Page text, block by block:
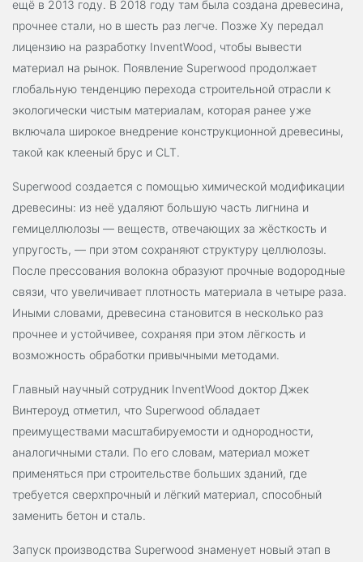
ещё в 2013 году. В 2018 году там была создана древесина,
прочнее стали, но в шесть раз легче. Позже Ху передал
лицензию на разработку InventWood, чтобы вывести
материал на рынок. Появление Superwood продолжает
глобальную тенденцию перехода строительной отрасли к
экологически чистым материалам, которая ранее уже
включала широкое внедрение конструкционной древесины,
такой как клееный брус и CLT.
Superwood создается с помощью химической модификации
древесины: из неё удаляют большую часть лигнина и
гемицеллюлозы — веществ, отвечающих за жёсткость и
упругость, — при этом сохраняют структуру целлюлозы.
После прессования волокна образуют прочные водородные
связи, что увеличивает плотность материала в четыре раза.
Иными словами, древесина становится в несколько раз
прочнее и устойчивее, сохраняя при этом лёгкость и
возможность обработки привычными методами.
Главный научный сотрудник InventWood доктор Джек
Винтероуд отметил, что Superwood обладает
преимуществами масштабируемости и однородности,
аналогичными стали. По его словам, материал может
применяться при строительстве больших зданий, где
требуется сверхпрочный и лёгкий материал, способный
заменить бетон и сталь.
Запуск производства Superwood знаменует новый этап в